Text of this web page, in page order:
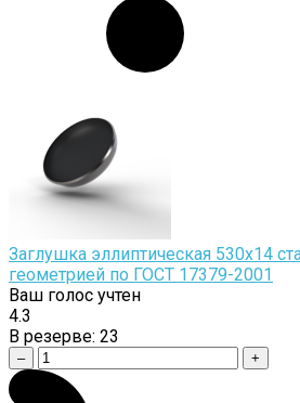
Заглушка эллиптическая 530х14
геометрией по ГОСТ 17379-2001
Ваш голос учтен
4.3
В резерве: 23
– +